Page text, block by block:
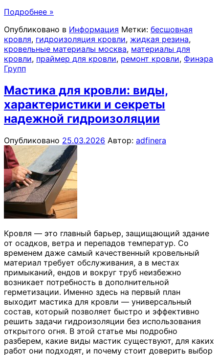
Подробнее »
Опубликовано в Информация Метки: бесшовная
кровля, гидроизоляция кровли, жидкая резина,
кровельные материалы москва, материалы для
кровли, праймер для кровли, ремонт кровли, Финэра
Групп
Мастика для кровли: виды,
характеристики и секреты
надежной гидроизоляции
Опубликовано 25.03.2026 Автор: adfinera
Кровля — это главный барьер, защищающий здание
от осадков, ветра и перепадов температур. Со
временем даже самый качественный кровельный
материал требует обслуживания, а в местах
примыканий, ендов и вокруг труб неизбежно
возникает потребность в дополнительной
герметизации. Именно здесь на первый план
выходит мастика для кровли — универсальный
состав, который позволяет быстро и эффективно
решить задачи гидроизоляции без использования
открытого огня. В этой статье мы подробно
разберем, какие виды мастик существуют, для каких
работ они подходят, и почему стоит доверить выбор